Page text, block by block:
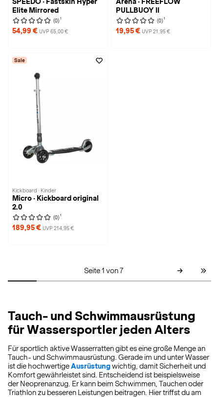
Elite Mirrored
(0) 1
54,99 € UVP 65,00 €
PULLBUOY II
(0) 1
19,95 € UVP 21,95 €
Sale
Kickboard · Kinder
Micro · Kickboard original
2.0
(0) 1
189,95 € UVP 214,95 €
Seite 1 von 7
Tauch- und Schwimmausrüstung
für Wassersportler jeden Alters
Für sportlich aktive Wasserratten gibt es eine große Menge an
Tauch- und Schwimmausrüstung. Gerade im und unter Wasser
ist die hochwertigeAusrüstungwichtig, damit Sicherheit und
Komfort gewährleistet sind. Entscheidend ist beispielsweise
der Neoprenanzug. Er kann beim Schwimmen, Tauchen oder
Triathlon zu besseren Leistungen beitragen. Hier triffst du am